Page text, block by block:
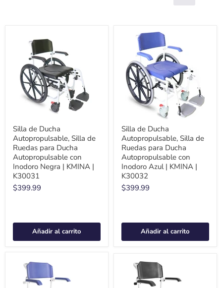
Silla de Ducha
Autopropulsable, Silla de
Ruedas para Ducha
Autopropulsable con
Inodoro Negra | KMINA |
K30031
$399.99
Añadir al carrito
Silla de Ducha
Autopropulsable, Silla de
Ruedas para Ducha
Autopropulsable con
Inodoro Azul | KMINA |
K30032
$399.99
Añadir al carrito